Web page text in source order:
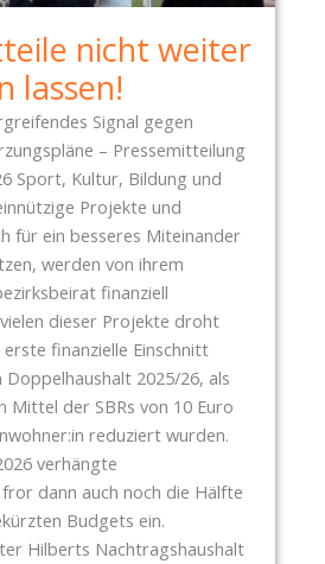
nicht weiter
lassen!
Signal gegen
– Pressemitteilung
Sport, Kultur, Bildung und
Projekte und
für ein besseres Miteinander
werden von ihrem
finanziell
dieser Projekte droht
finanzielle Einschnitt
2025/26, als
Mittel der SBRs von 10 Euro
reduziert wurden.
verhängte
dann auch noch die Hälfte
Budgets ein.
Hilberts Nachtragshaushalt